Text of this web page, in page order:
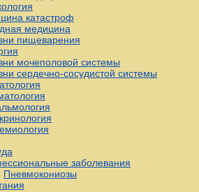
катастроф
медицина
пищеварения
мочеполовой системы
сердечно-сосудистой системы
заболевания
Пневмокониозы